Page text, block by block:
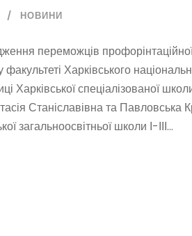
НОВИНИ
переможців
Харківського
Харківської спеціалізованої
Станіславівна та Павловська
загальноосвітньої школи І-ІІІ...